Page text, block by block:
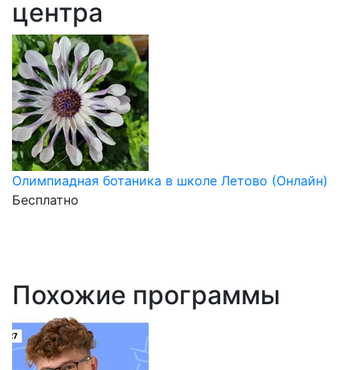
центра
Олимпиадная ботаника в школе Летово (Онлайн)
Бесплатно
Похожие программы